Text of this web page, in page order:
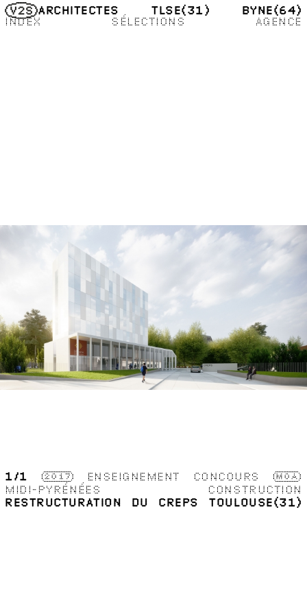
ARCHITECTES TLSE(31) BYNE(64)
INDEX
SÉLECTIONS AGENCE
1 /1 2017 ENSEIGNEMENT CONCOURS
MOA
MIDI-PYRÉNÉES CONSTRUCTION
RESTRUCTURATION DU CREPS
TOULOUSE(31)